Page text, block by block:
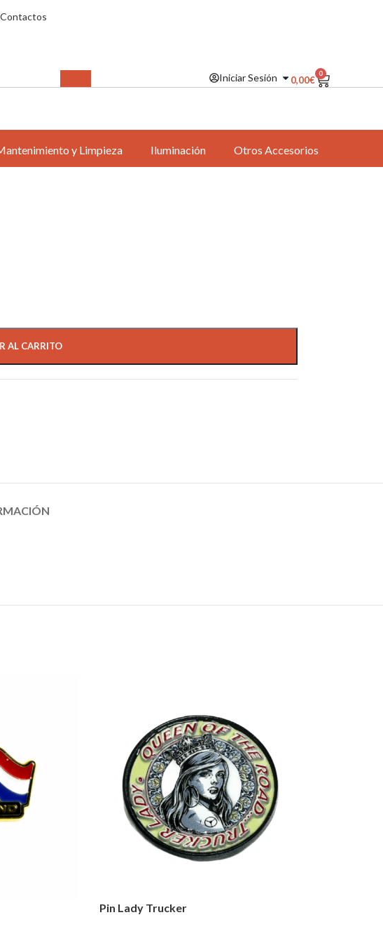
Contactos
Iniciar Sesión 0,00€
0
y Limpieza Iluminación
Otros Accesorios
AL CARRITO
Pin Lady Trucker